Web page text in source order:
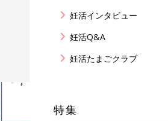
妊活インタビュー
妊活Q&A
妊活たまごクラブ
特集